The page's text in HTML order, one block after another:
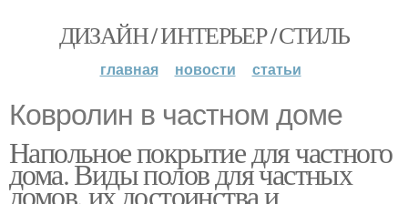
ДИЗАЙН / ИНТЕРЬЕР / СТИЛЬ
главная новости статьи
Ковролин в частном доме
Напольное покрытие для частного
дома. Виды полов для частных
домов, их достоинства и